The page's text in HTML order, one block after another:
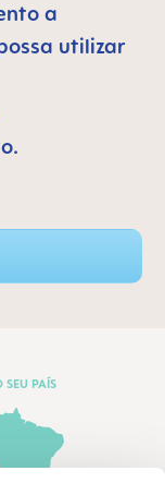
a
utilizar
SEU PAÍS